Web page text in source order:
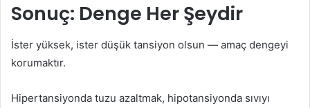
Sonuç: Denge Her Şeydir
İster yüksek, ister düşük tansiyon olsun — amaç dengeyi
korumaktır.
Hipertansiyonda tuzu azaltmak, hipotansiyonda sıvıyı